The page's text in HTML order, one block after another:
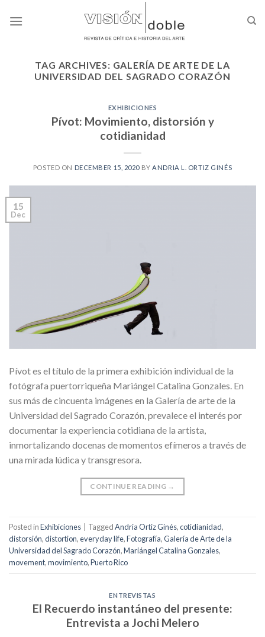
TAG ARCHIVES: GALERÍA DE ARTE DE LA
UNIVERSIDAD DEL SAGRADO CORAZÓN
EXHIBICIONES
Pívot: Movimiento, distorsión y
cotidianidad
POSTED ON DECEMBER 15, 2020 BY ANDRIA L. ORTIZ GINÉS
15
Dec
Pívot es el título de la primera exhibición individual de la
fotógrafa puertorriqueña Mariángel Catalina Gonzales. En
sus más de cincuenta imágenes en la Galería de arte de la
Universidad del Sagrado Corazón, prevalece el interés por
documentar la experiencia cotidiana de la artista,
inmortalizando docenas de momentos efímeros a través de
una mirada lúdica y transgresora.
CONTINUE READING →
Posted inExhibiciones TaggedAndria Ortiz Ginés,cotidianidad,
distorsión,distortion,everyday life,Fotografía,Galería de Arte de la
Universidad del Sagrado Corazón,Mariángel Catalina Gonzales,
movement,movimiento,Puerto Rico
ENTREVISTAS
El Recuerdo instantáneo del presente:
Entrevista a Jochi Melero